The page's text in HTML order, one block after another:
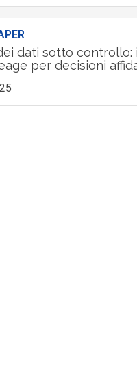
dati sotto controllo:
per decisioni